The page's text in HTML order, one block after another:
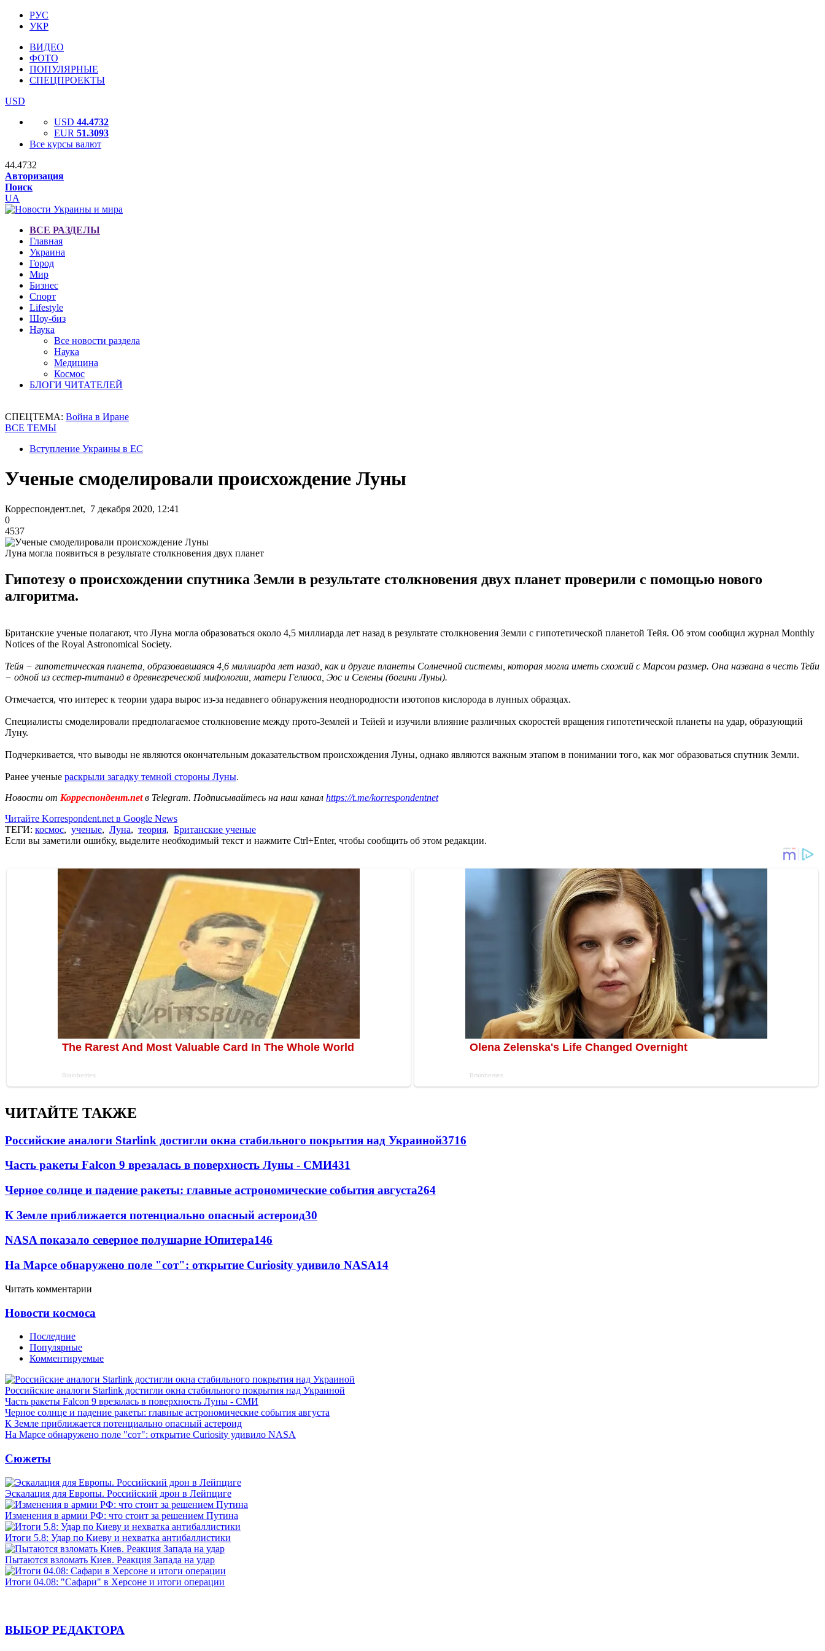
РУС
УКР
ВИДЕО
ФОТО
ПОПУЛЯРНЫЕ
СПЕЦПРОЕКТЫ
USD
USD 44.4732
EUR 51.3093
Все курсы валют
44.4732
Авторизация
Поиск
UA
ВСЕ РАЗДЕЛЫ
Главная
Украина
Город
Мир
Бизнес
Спорт
Lifestyle
Шоу-биз
Наука
Все новости раздела
Наука
Медицина
Космос
БЛОГИ ЧИТАТЕЛЕЙ
СПЕЦТЕМА: Война в Иране
ВСЕ ТЕМЫ
Вступление Украины в ЕС
Ученые смоделировали происхождение Луны
Корреспондент.net, 7 декабря 2020, 12:41
0
4537
Луна могла появиться в результате столкновения двух планет
Гипотезу о происхождении спутника Земли в результате столкновения двух планет проверили с помощью нового
алгоритма.
Британские ученые полагают, что Луна могла образоваться около 4,5 миллиарда лет назад в результате столкновения Земли с гипотетической планетой Тейя. Об этом сообщил журнал Monthly
Notices of the Royal Astronomical Society.
Тейя − гипотетическая планета, образовавшаяся 4,6 миллиарда лет назад, как и другие планеты Солнечной системы, которая могла иметь схожий с Марсом размер. Она названа в честь Тейи
− одной из сестер-титанид в древнегреческой мифологии, матери Гелиоса, Эос и Селены (богини Луны).
Отмечается, что интерес к теории удара вырос из-за недавнего обнаружения неоднородности изотопов кислорода в лунных образцах.
Специалисты смоделировали предполагаемое столкновение между прото-Землей и Тейей и изучили влияние различных скоростей вращения гипотетической планеты на удар, образующий
Луну.
Подчеркивается, что выводы не являются окончательным доказательством происхождения Луны, однако являются важным этапом в понимании того, как мог образоваться спутник Земли.
Ранее ученые раскрыли загадку темной стороны Луны.
Новости от Корреспондент.netв Telegram. Подписывайтесь на наш канал https://t.me/korrespondentnet
Читайте Korrespondent.net в Google News
ТЕГИ: космос, ученые, Луна, теория, Британские ученые
Если вы заметили ошибку, выделите необходимый текст и нажмите Ctrl+Enter, чтобы сообщить об этом редакции.
ЧИТАЙТЕ ТАКЖЕ
Российские аналоги Starlink достигли окна стабильного покрытия над Украиной3716
Часть ракеты Falcon 9 врезалась в поверхность Луны - СМИ431
Черное солнце и падение ракеты: главные астрономические события августа264
К Земле приближается потенциально опасный астероид30
NASA показало северное полушарие Юпитера146
На Марсе обнаружено поле "сот": открытие Curiosity удивило NASA14
Читать комментарии
Новости космоса
Последние
Популярные
Комментируемые
Российские аналоги Starlink достигли окна стабильного покрытия над Украиной
Часть ракеты Falcon 9 врезалась в поверхность Луны - СМИ
Черное солнце и падение ракеты: главные астрономические события августа
К Земле приближается потенциально опасный астероид
На Марсе обнаружено поле "сот": открытие Curiosity удивило NASA
Сюжеты
Эскалация для Европы. Российский дрон в Лейпциге
Изменения в армии РФ: что стоит за решением Путина
Итоги 5.8: Удар по Киеву и нехватка антибаллистики
Пытаются взломать Киев. Реакция Запада на удар
Итоги 04.08: "Сафари" в Херсоне и итоги операции
ВЫБОР РЕДАКТОРА